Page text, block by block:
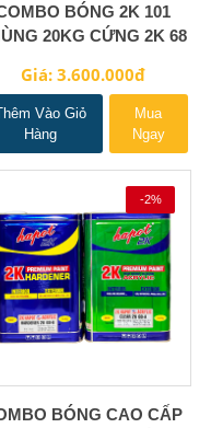
BÓNG 2K 101
20KG CỨNG 2K 68
Giá: 3.600.000đ
Vào Giỏ
Hàng
Mua
Ngay
-2%
BÓNG CAO CẤP